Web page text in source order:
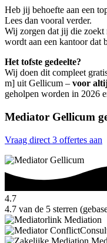
Heb jij behoefte aan een
Lees dan vooral verder.
Wij zorgen dat jij die zoekt
wordt aan een kantoor dat
Het tofste gedeelte?
Wij doen dit compleet
m] uit Gellicum – voor
geholpen worden in 2026
Mediator Gellicum
Vraag direct 3 offertes aan
4.7
4.7 van de 5 sterren